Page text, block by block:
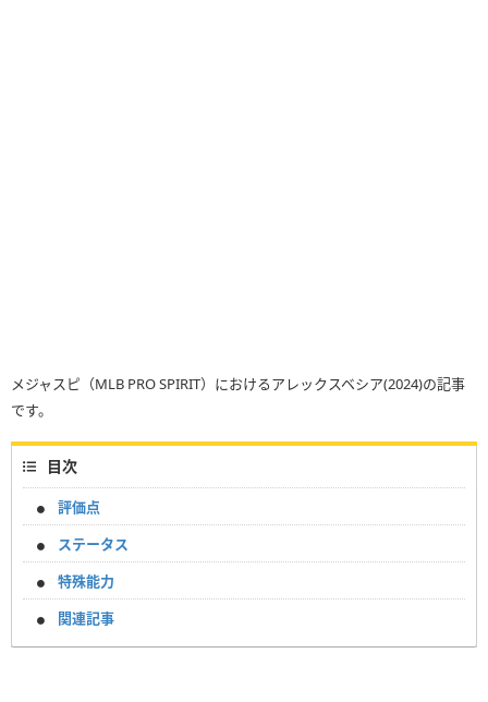
メジャスピ（MLB PRO SPIRIT）におけるアレックスベシア(2024)の記事
です。
目次
評価点
ステータス
特殊能力
関連記事